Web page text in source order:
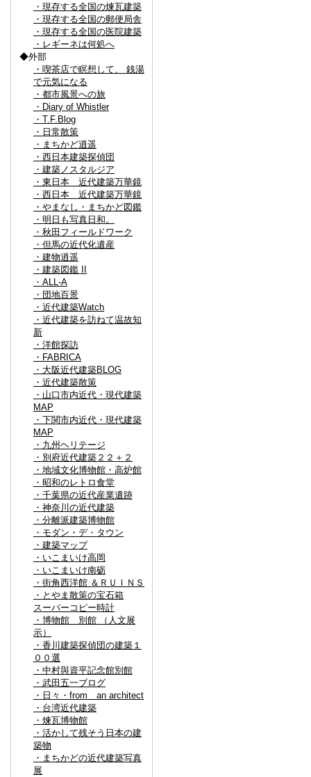
・現存する全国の煉瓦建築
・現存する全国の郵便局舎
・現存する全国の医院建築
・レギーネは何処へ
◆外部
・喫茶店で瞑想して、 銭湯
で元気になる
・都市風景への旅
・Diary of Whistler
・T.F.Blog
・日常散策
・まちかど逍遥
・西日本建築探偵団
・建築ノスタルジア
・東日本 近代建築万華鏡
・西日本 近代建築万華鏡
・やまなし・まちかど図鑑
・明日も写真日和。
・秋田フィールドワーク
・但馬の近代化遺産
・建物逍遥
・建築図鑑 II
・ALL-A
・団地百景
・近代建築Watch
・近代建築を訪ねて温故知
新
・洋館探訪
・FABRICA
・大阪近代建築BLOG
・近代建築散策
・山口市内近代・現代建築
MAP
・下関市内近代・現代建築
MAP
・九州ヘリテージ
・別府近代建築２２＋２
・地域文化博物館・高炉館
・昭和のレトロ食堂
・千葉県の近代産業遺跡
・神奈川の近代建築
・分離派建築博物館
・モダン・デ・タウン
・建築マップ
・いこまいけ高岡
・いこまいけ南砺
・街角西洋館 ＆ＲＵＩＮＳ
・とやま散策の宝石箱
スーパーコピー時計
・博物館 別館 （人文展
示）
・香川建築探偵団の建築１
００選
・中村與資平記念館別館
・武田五一ブログ
・日々・from an architect
・台湾近代建築
・煉瓦博物館
・活かして残そう日本の建
築物
・まちかどの近代建築写真
展